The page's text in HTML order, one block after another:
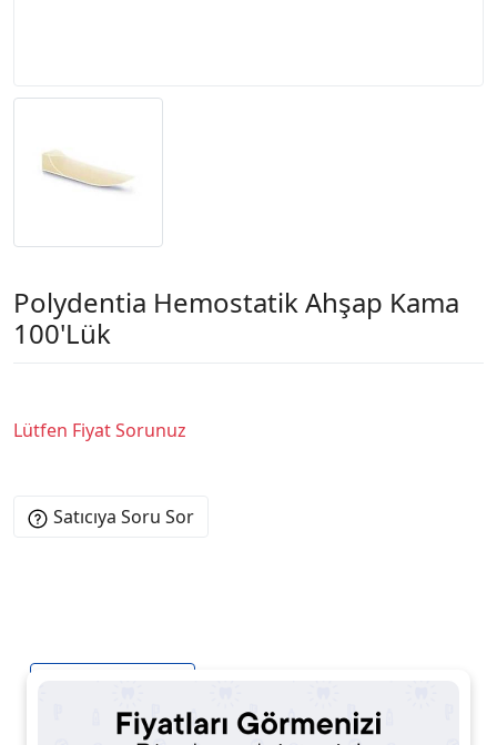
Polydentia Hemostatik Ahşap Kama
100'Lük
Lütfen Fiyat Sorunuz
Satıcıya Soru Sor
Ürün Açıklaması Ürün Yorumları